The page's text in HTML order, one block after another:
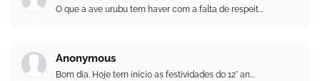
O que a ave urubu tem haver com a falta de respeit...
Anonymous
Bom dia. Hoje tem início as festividades do 12° an...